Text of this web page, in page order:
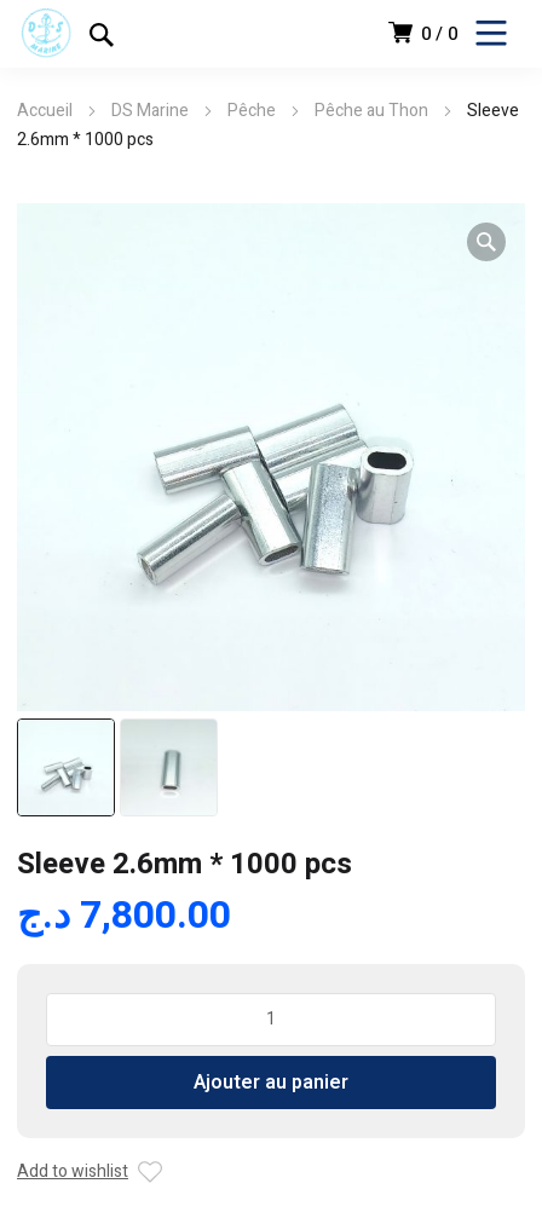
0 0
Accueil DS Marine Pêche Pêche au Thon
Sleeve
2.6mm * 1000 pcs
Sleeve 2.6mm * 1000 pcs
7,800.00د.ج
quantité
Sleeve
*
pcs
Ajouter au panier
Add to wishlist